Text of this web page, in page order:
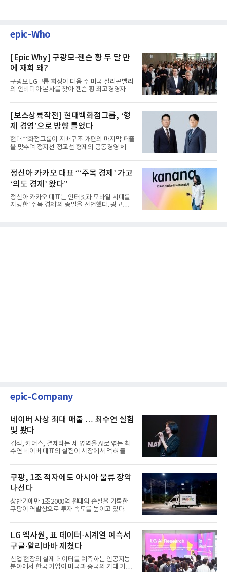
epic-Who
[Epic Why] 구광모-젠슨 황 두 달 만
에 재회 왜?
구광모 LG그룹 회장이 다음 주 미국 실리콘밸리
의 엔비디아 본사를 찾아 젠슨 황 최고경영자
[보스상륙작전] 현대백화점그룹, ‘형
제 경영’으로 방향 틀었다
현대백화점그룹이 지배구조 개편의 마지막 퍼즐
을 맞추며 정지선·정교선 형제의 공동경영 체제
정신아 카카오 대표 “‘주목 경제’ 가고
‘의도 경제’ 왔다”
정신아 카카오 대표는 인터넷과 모바일 시대를
지탱한 '주목 경제'의 종말을 선언했다. 광고를
epic-Company
네이버 사상 최대 매출 … 최수연 실험
빛 봤다
검색, 커머스, 결제라는 세 영역을 AI로 엮는 최
수연 네이버 대표의 실험이 시장에서 먹혀 들어
쿠팡, 1조 적자에도 아시아 물류 장악
나선다
상반기에만 1조2000억 원대의 손실을 기록한
쿠팡이 역발상으로 투자 속도를 높이고 있다. 이
LG 엑사원, 표 데이터·시계열 예측서
구글·알리바바 제쳤다
산업 현장의 실제 데이터를 예측하는 인공지능
분야에서 한국 기업이 미국과 중국의 거대 기술